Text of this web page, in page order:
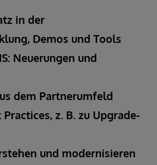
in der
Demos und Tools
Neuerungen und
dem Partnerumfeld
z. B. zu Upgrade-
und modernisieren